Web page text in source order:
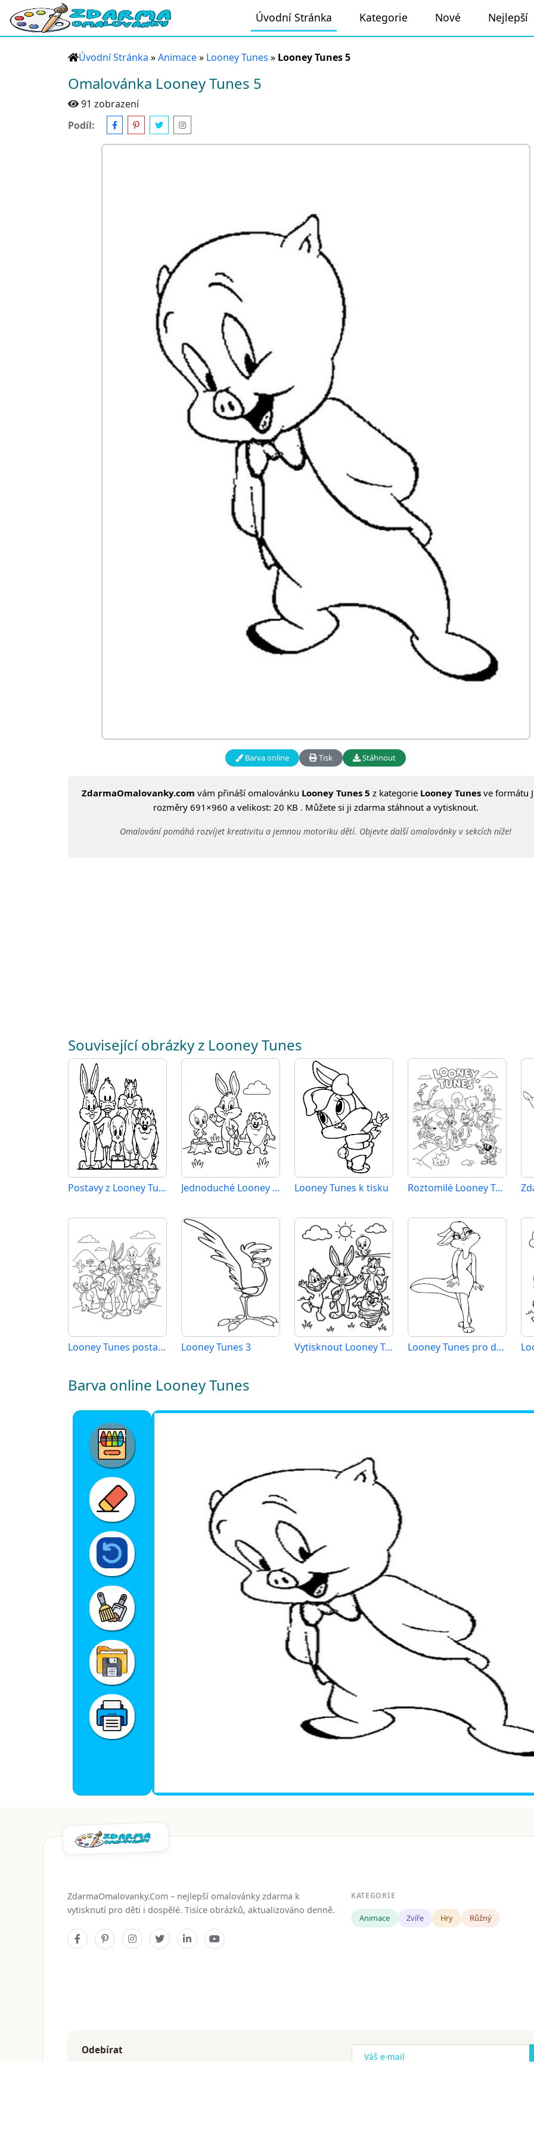
Úvodní Stránka Kategorie Nové Nejlepší
Úvodní Stránka »Animace» Looney Tunes » Looney Tunes 5
Omalovánka Looney Tunes 5
91 zobrazení
Podíl:
Barva online Tisk Stáhnout
ZdarmaOmalovanky.com vám přináší omalovánku Looney Tunes 5 z kategorie Looney Tunesve formátu
rozměry 691×960 a velikost: 20 KB . Můžete si ji zdarma stáhnout a vytisknout.
Omalování pomáhá rozvíjet kreativitu a jemnou motoriku dětí. Objevte další omalovánky v sekcích níže!
Související obrázky z Looney Tunes
Postavy z Looney Tunes Jednoduché Looney Tunes Looney Tunes k tisku Roztomilé Looney Tunes
Looney Tunes postavy Looney Tunes 3 Vytisknout Looney Tunes Looney Tunes pro děti 4 roky
Barva online Looney Tunes
ZdarmaOmalovanky.Com – nejlepší omalovánky zdarma k
vytisknutí pro děti i dospělé. Tisíce obrázků, aktualizováno denně.
KATEGORIE
Animace Zvíře Hry Růžný
Odebírat